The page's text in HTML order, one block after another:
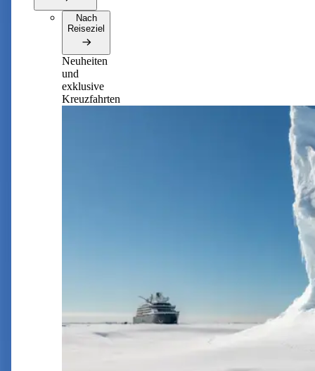
Nach
Reiseziel
Neuheiten
und
exklusive
Kreuzfahrten